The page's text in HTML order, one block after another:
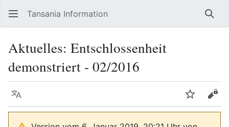
Tansania Information
Aktuelles: Entschlossenheit
demonstriert - 02/2016
Sprache